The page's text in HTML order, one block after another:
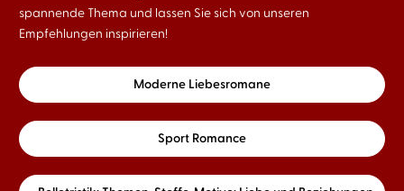
spannende Thema und lassen Sie sich von unseren
Empfehlungen inspirieren!
Moderne Liebesromane
Sport Romance